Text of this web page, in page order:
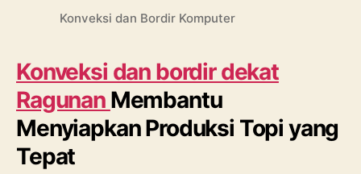
Konveksi dan Bordir Komputer
Konveksi dan bordir dekat
Ragunan Membantu
Menyiapkan Produksi Topi yang
Tepat